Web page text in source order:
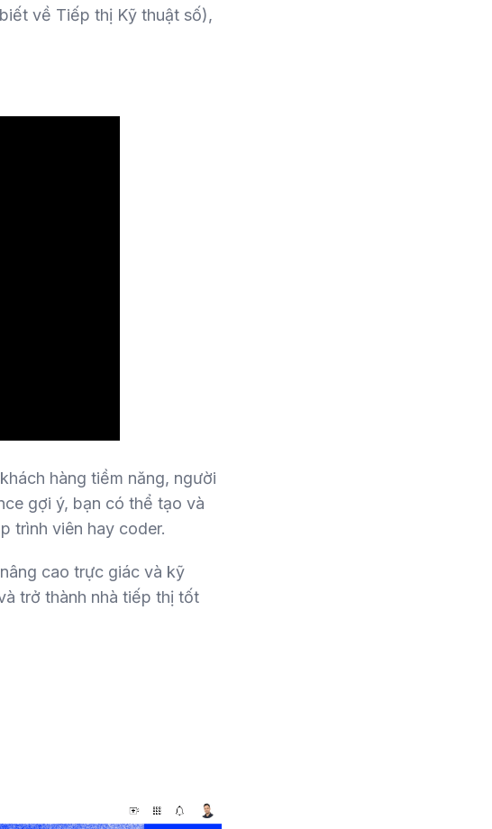
về Tiếp thị Kỹ thuật số),
hàng tiềm năng, người
gợi ý, bạn có thể tạo và
trình viên hay coder.
cao trực giác và kỹ
trở thành nhà tiếp thị tốt